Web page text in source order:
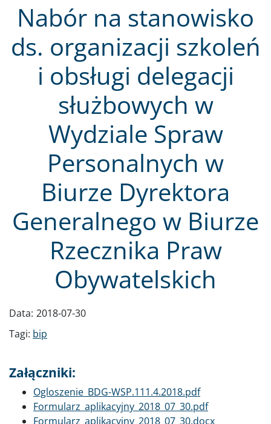
Nabór na stanowisko
ds. organizacji szkoleń
i obsługi delegacji
służbowych w
Wydziale Spraw
Personalnych w
Biurze Dyrektora
Generalnego w Biurze
Rzecznika Praw
Obywatelskich
Data: 2018-07-30
Tagi: bip
Załączniki:
Dokument
Ogloszenie_BDG-WSP.111.4.2018.pdf
Dokument
Formularz_aplikacyjny_2018_07_30.pdf
Dokument
Formularz_aplikacyjny_2018_07_30.docx